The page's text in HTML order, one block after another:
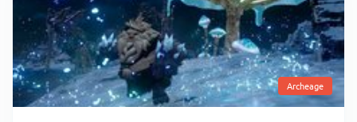
Archeage